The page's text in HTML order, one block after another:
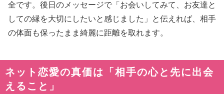
全です。後日のメッセージで「お会いしてみて、お友達と
しての縁を大切にしたいと感じました」と伝えれば、相手
の体面も保ったまま綺麗に距離を取れます。
ネット恋愛の真価は「相手の心と先に出会
えること」